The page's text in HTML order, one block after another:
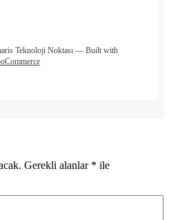
Teknoloji Noktası — Built with
Gerekli alanlar * ile